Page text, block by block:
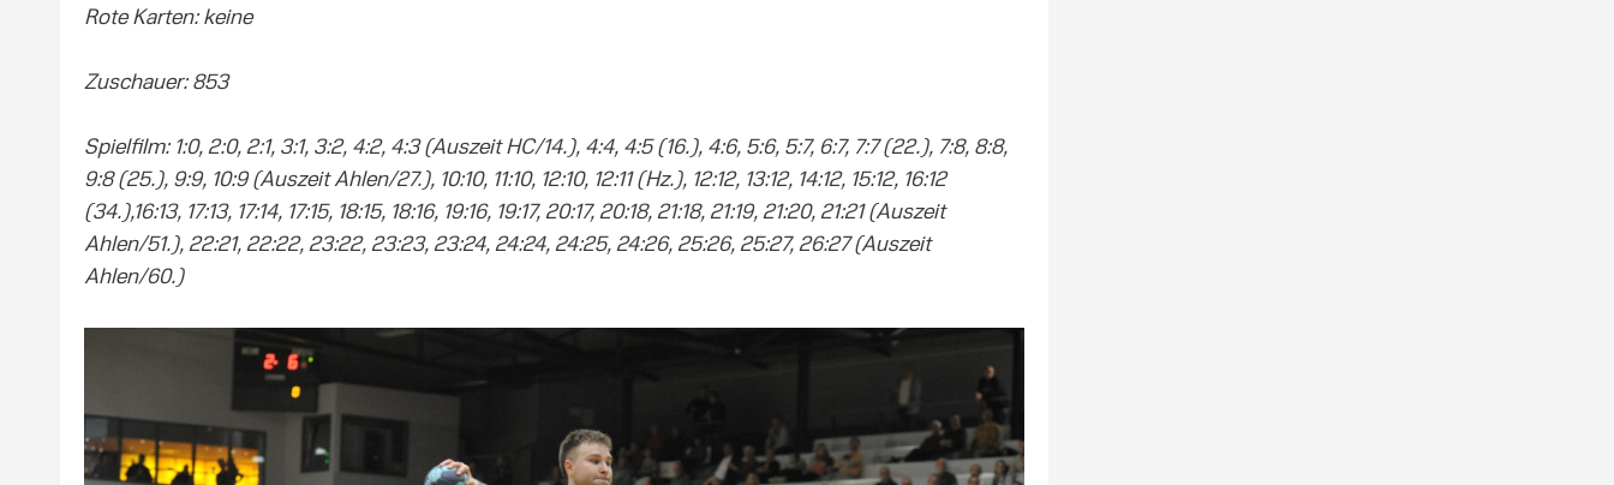
Rote Karten: keine
Zuschauer: 853
Spielfilm: 1:0, 2:0, 2:1, 3:1, 3:2, 4:2, 4:3 (Auszeit HC/14.), 4:4, 4:5 (16.), 4:6, 5:6, 5:7, 6:7, 7:7 (22.), 7:8, 8:8,
9:8 (25.), 9:9, 10:9 (Auszeit Ahlen/27.), 10:10, 11:10, 12:10, 12:11 (Hz.), 12:12, 13:12, 14:12, 15:12, 16:12
(34.),16:13, 17:13, 17:14, 17:15, 18:15, 18:16, 19:16, 19:17, 20:17, 20:18, 21:18, 21:19, 21:20, 21:21 (Auszeit
Ahlen/51.), 22:21, 22:22, 23:22, 23:23, 23:24, 24:24, 24:25, 24:26, 25:26, 25:27, 26:27 (Auszeit
Ahlen/60.)